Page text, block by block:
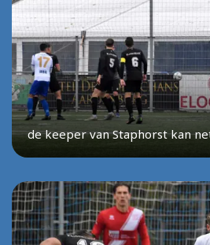
de keeper van Staphorst kan